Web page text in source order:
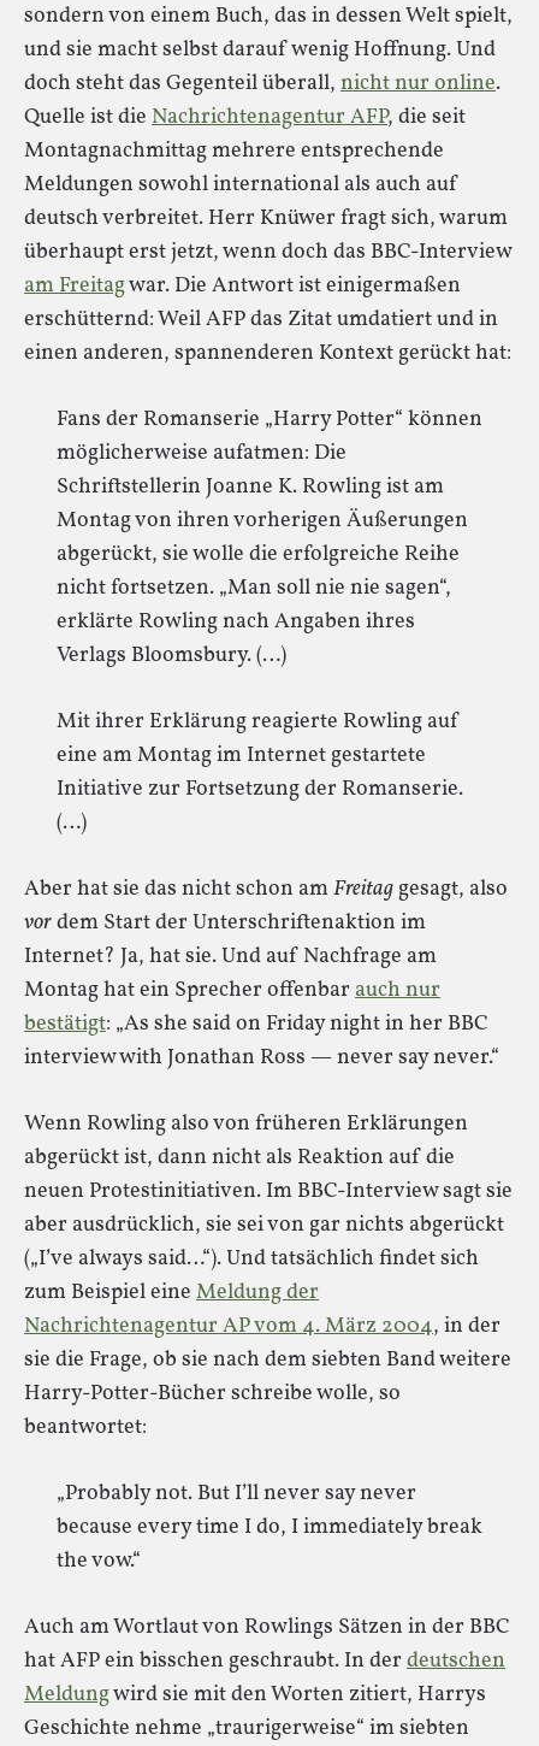
sondern von einem Buch, das in dessen Welt spielt,
und sie macht selbst darauf wenig Hoffnung. Und
doch steht das Gegenteil überall, nicht nur online.
Quelle ist die Nachrichtenagentur AFP, die seit
Montagnachmittag mehrere entsprechende
Meldungen sowohl international als auch auf
deutsch verbreitet. Herr Knüwer fragt sich, warum
überhaupt erst jetzt, wenn doch das BBC-Interview
am Freitagwar. Die Antwort ist einigermaßen
erschütternd: Weil AFP das Zitat umdatiert und in
einen anderen, spannenderen Kontext gerückt hat:
Fans der Romanserie „Harry Potter“ können
möglicherweise aufatmen: Die
Schriftstellerin Joanne K. Rowling ist am
Montag von ihren vorherigen Äußerungen
abgerückt, sie wolle die erfolgreiche Reihe
nicht fortsetzen. „Man soll nie nie sagen“,
erklärte Rowling nach Angaben ihres
Verlags Bloomsbury. (…)
Mit ihrer Erklärung reagierte Rowling auf
eine am Montag im Internet gestartete
Initiative zur Fortsetzung der Romanserie.
(…)
Aber hat sie das nicht schon amFreitaggesagt, also
vordem Start der Unterschriftenaktion im
Internet? Ja, hat sie. Und auf Nachfrage am
Montag hat ein Sprecher offenbar auch nur
bestätigt: „As she said on Friday night in her BBC
interview with Jonathan Ross — never say never.“
Wenn Rowling also von früheren Erklärungen
abgerückt ist, dann nicht als Reaktion auf die
neuen Protestinitiativen. Im BBC-Interview sagt sie
aber ausdrücklich, sie sei von gar nichts abgerückt
(„I’ve always said…“). Und tatsächlich findet sich
zum Beispiel eine Meldung der
Nachrichtenagentur AP vom 4. März 2004, in der
sie die Frage, ob sie nach dem siebten Band weitere
Harry-Potter-Bücher schreibe wolle, so
beantwortet:
„Probably not. But I’ll never say never
because every time I do, I immediately break
the vow.“
Auch am Wortlaut von Rowlings Sätzen in der BBC
hat AFP ein bisschen geschraubt. In der deutschen
Meldungwird sie mit den Worten zitiert, Harrys
Geschichte nehme „traurigerweise“ im siebten